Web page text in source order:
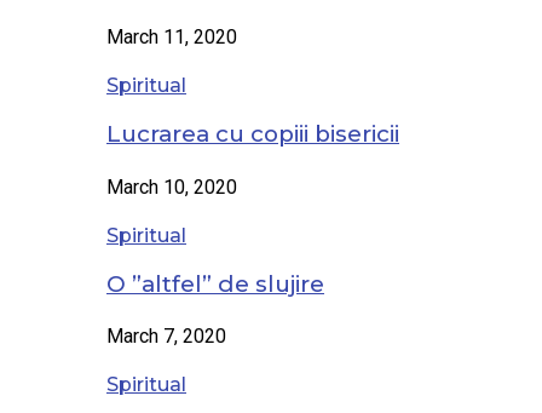
March 11, 2020
Spiritual
Lucrarea cu copiii bisericii
March 10, 2020
Spiritual
O ”altfel” de slujire
March 7, 2020
Spiritual